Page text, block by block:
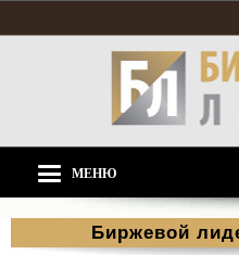
МЕНЮ
Биржевой